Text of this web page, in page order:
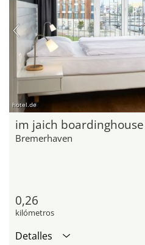
hotel.de
im jaich boardinghouse
Bremerhaven
0,26
kilómetros
Detalles